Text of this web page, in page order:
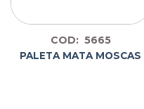
COD: 5665
PALETA MATA MOSCAS